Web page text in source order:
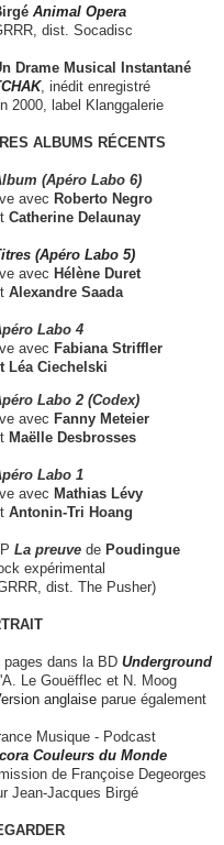
Animal Opera
dist. Socadisc
Drame Musical Instantané
, inédit enregistré
2000, label Klanggalerie
ALBUMS RÉCENTS
(Apéro Labo 6)
avec Roberto Negro
Catherine Delaunay
(Apéro Labo 5)
avec Hélène Duret
Alexandre Saada
Labo 4
avec Fabiana Striffler
Léa Ciechelski
Labo 2 (Codex)
avec Fanny Meteier
Maëlle Desbrosses
Labo 1
avec Mathias Lévy
Antonin-Tri Hoang
La preuve de Poudingue
expérimental
dist. The Pusher)
dans la BD Underground
Le Gouëfflec et N. Moog
anglaise parue également
Musique - Podcast
Couleurs du Monde
de Françoise Degeorges
Jean-Jacques Birgé